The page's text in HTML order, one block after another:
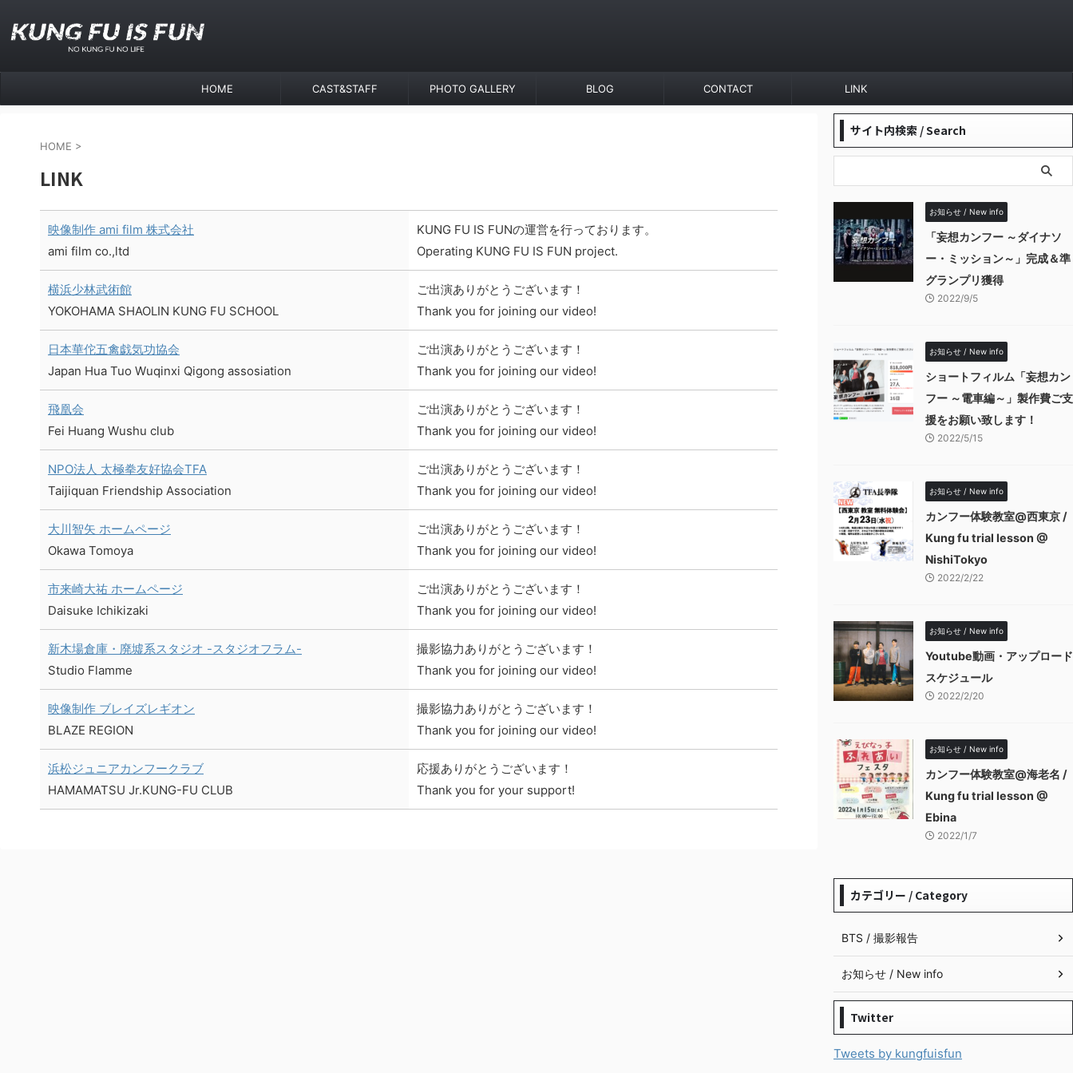
HOME CAST&STAFF PHOTO GALLERY BLOG CONTACT LINK
HOME >
LINK
映像制作 ami film 株式会社
ami film co.,ltd
KUNG FU IS FUNの運営を行っております。
Operating KUNG FU IS FUN project.
横浜少林武術館
YOKOHAMA SHAOLIN KUNG FU SCHOOL
ご出演ありがとうございます！
Thank you for joining our video!
日本華佗五禽戯気功協会
Japan Hua Tuo Wuqinxi Qigong assosiation
ご出演ありがとうございます！
Thank you for joining our video!
飛凰会
Fei Huang Wushu club
ご出演ありがとうございます！
Thank you for joining our video!
NPO法人 太極拳友好協会TFA
Taijiquan Friendship Association
ご出演ありがとうございます！
Thank you for joining our video!
大川智矢 ホームページ
Okawa Tomoya
ご出演ありがとうございます！
Thank you for joining our video!
市来崎大祐 ホームページ
Daisuke Ichikizaki
ご出演ありがとうございます！
Thank you for joining our video!
新木場倉庫・廃墟系スタジオ -スタジオフラム-
Studio Flamme
撮影協力ありがとうございます！
Thank you for joining our video!
映像制作 ブレイズレギオン
BLAZE REGION
撮影協力ありがとうございます！
Thank you for joining our video!
浜松ジュニアカンフークラブ
HAMAMATSU Jr.KUNG-FU CLUB
応援ありがとうございます！
Thank you for your support!
サイト内検索 / Search
お知らせ / New info
「妄想カンフー ～ダイナソ
ー・ミッション～」完成＆準
グランプリ獲得
2022/9/5
お知らせ / New info
ショートフィルム「妄想カン
フー ～電車編～」製作費ご支
援をお願い致します！
2022/5/15
お知らせ / New info
カンフー体験教室@西東京 /
Kung fu trial lesson @
NishiTokyo
2022/2/22
お知らせ / New info
Youtube動画・アップロード
スケジュール
2022/2/20
お知らせ / New info
カンフー体験教室@海老名 /
Kung fu trial lesson @
Ebina
2022/1/7
カテゴリー / Category
BTS / 撮影報告
お知らせ / New info
Twitter
Tweets by kungfuisfun